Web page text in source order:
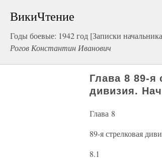
ВикиЧтение
Годы боевые: 1942 год [Записки
Рогов Константин Иванович
Глава 8 89-я
дивизия.
Глава 8
89-я стрелковая
8.1